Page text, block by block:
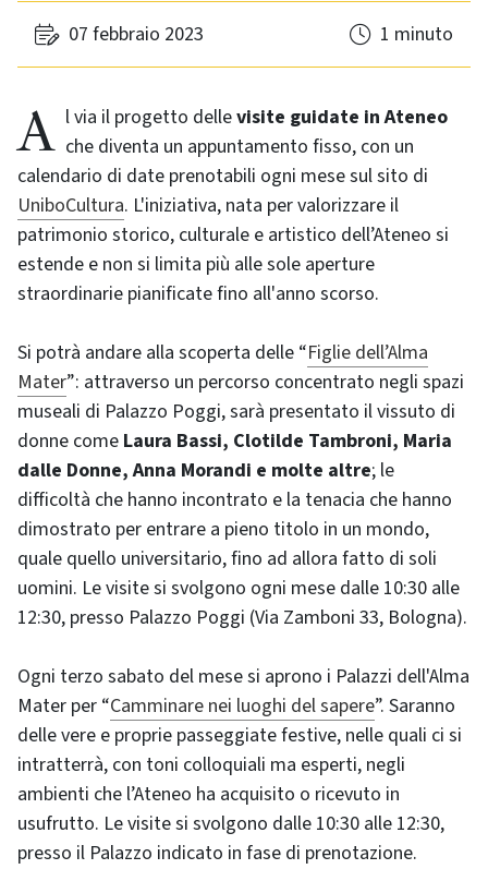
07 febbraio 2023 1 minuto
Al via il progetto dellevisite guidate in Ateneo
che diventa un appuntamento fisso, con un
calendario di date prenotabili ogni mese sul sito di
UniboCultura. L'iniziativa, nata per valorizzare il
patrimonio storico, culturale e artistico dell’Ateneo si
estende e non si limita più alle sole aperture
straordinarie pianificate fino all'anno scorso.
Si potrà andare alla scoperta delle “Figlie dell’Alma
Mater”: attraverso un percorso concentrato negli spazi
museali di Palazzo Poggi, sarà presentato il vissuto di
donne come Laura Bassi, Clotilde Tambroni, Maria
dalle Donne, Anna Morandi e molte altre; le
difficoltà che hanno incontrato e la tenacia che hanno
dimostrato per entrare a pieno titolo in un mondo,
quale quello universitario, fino ad allora fatto di soli
uomini. Le visite si svolgono ogni mese dalle 10:30 alle
12:30, presso Palazzo Poggi (Via Zamboni 33, Bologna).
Ogni terzo sabato del mese si aprono i Palazzi dell'Alma
Mater per “Camminare nei luoghi del sapere”. Saranno
delle vere e proprie passeggiate festive, nelle quali ci si
intratterrà, con toni colloquiali ma esperti, negli
ambienti che l’Ateneo ha acquisito o ricevuto in
usufrutto. Le visite si svolgono dalle 10:30 alle 12:30,
presso il Palazzo indicato in fase di prenotazione.